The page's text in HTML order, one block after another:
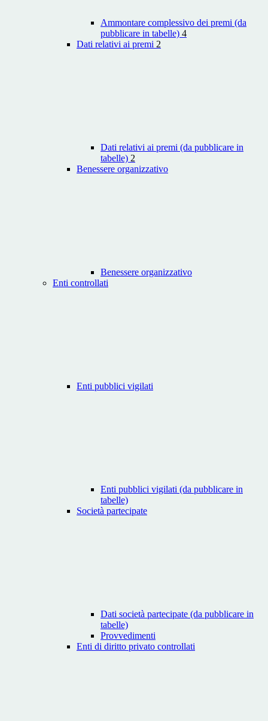
Ammontare complessivo dei premi (da
pubblicare in tabelle) 4
Dati relativi ai premi 2
Dati relativi ai premi (da pubblicare in
tabelle) 2
Benessere organizzativo
Benessere organizzativo
Enti controllati
Enti pubblici vigilati
Enti pubblici vigilati (da pubblicare in
tabelle)
Società partecipate
Dati società partecipate (da pubblicare in
tabelle)
Provvedimenti
Enti di diritto privato controllati